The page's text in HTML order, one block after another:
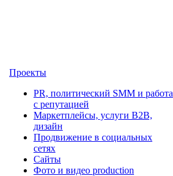
Проекты
PR, политический SMM и работа
с репутацией
Маркетплейсы, услуги B2B,
дизайн
Продвижение в социальных
сетях
Сайты
Фото и видео production